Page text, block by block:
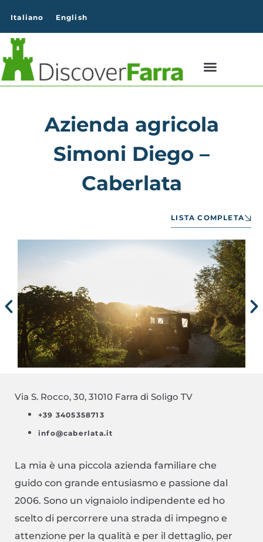
Italiano
English
Azienda agricola
Simoni Diego –
Caberlata
LISTA COMPLETA
Via S. Rocco, 30, 31010 Farra di Soligo TV
+39 3405358713
info@caberlata.it
La mia è una piccola azienda familiare che
guido con grande entusiasmo e passione dal
2006. Sono un vignaiolo indipendente ed ho
scelto di percorrere una strada di impegno e
attenzione per la qualità e per il dettaglio, per